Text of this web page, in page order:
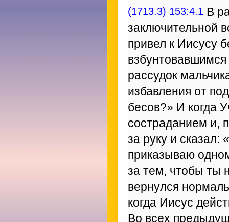
(1713.3) 153:4.1 В
заключительной
привел к Иисусу
рассудок
избавления от
бесов?» И когда
состраданием и,
за руку и сказал:
приказываю
за тем, чтобы ты
вернулся
когда Иисус
Во всех